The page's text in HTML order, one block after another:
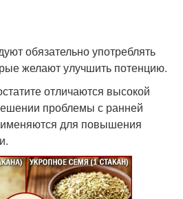
обязательно употреблять
желают улучшить потенцию.
отличаются высокой
проблемы с ранней
для повышения